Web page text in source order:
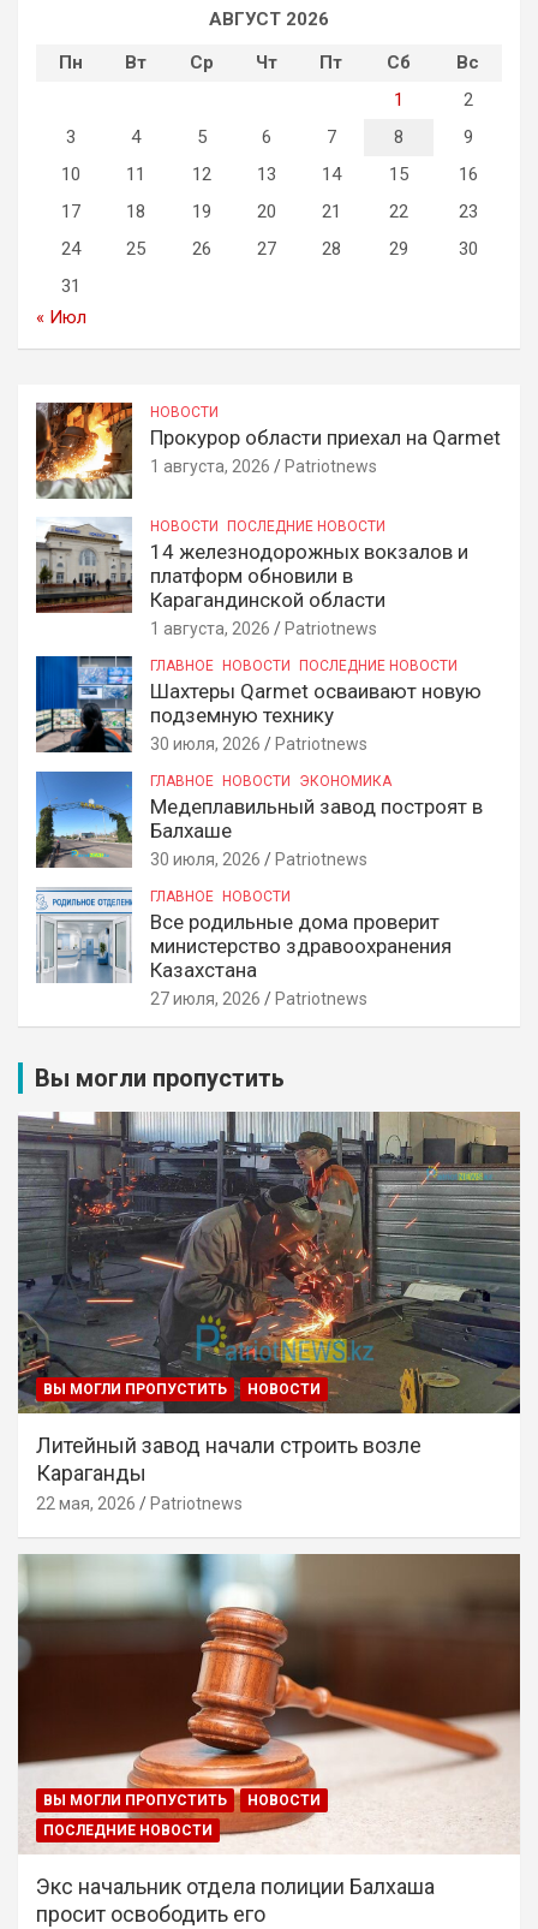
АВГУСТ 2026
Пн
Вт Ср Чт Пт Сб
Вс
1
2
3
4 5 6 7 8
9
10
11 12 13 14 15
16
17
18 19 20 21 22
23
24
25 26 27 28 29
30
31
« Июл
НОВОСТИ
Прокурор области приехал на Qarmet
1 августа, 2026 Patriotnews
НОВОСТИ ПОСЛЕДНИЕ НОВОСТИ
14 железнодорожных вокзалов и
платформ обновили в
Карагандинской области
1 августа, 2026 Patriotnews
ГЛАВНОЕ НОВОСТИ ПОСЛЕДНИЕ НОВОСТИ
Шахтеры Qarmet осваивают новую
подземную технику
30 июля, 2026 Patriotnews
ГЛАВНОЕ НОВОСТИ ЭКОНОМИКА
Медеплавильный завод построят в
Балхаше
30 июля, 2026 Patriotnews
ГЛАВНОЕ НОВОСТИ
Все родильные дома проверит
министерство здравоохранения
Казахстана
27 июля, 2026 Patriotnews
Вы могли пропустить
ВЫ МОГЛИ ПРОПУСТИТЬ НОВОСТИ
Литейный завод начали строить возле
Караганды
22 мая, 2026 Patriotnews
ВЫ МОГЛИ ПРОПУСТИТЬ
НОВОСТИ
ПОСЛЕДНИЕ НОВОСТИ
Экс начальник отдела полиции Балхаша
просит освободить его